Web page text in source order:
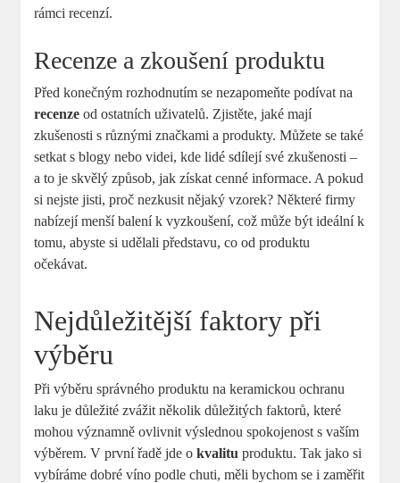
rámci recenzí.
Recenze a zkoušení produktu
Před konečným rozhodnutím se nezapomeňte podívat na
recenze od ostatních uživatelů. Zjistěte, jaké mají
zkušenosti s různými značkami a produkty. Můžete se také
setkat s blogy nebo videi, kde lidé sdílejí své zkušenosti –
a to je skvělý způsob, jak získat cenné informace. A pokud
si nejste jisti, proč nezkusit nějaký vzorek? Některé firmy
nabízejí menší balení k vyzkoušení, což může být ideální k
tomu, abyste si udělali představu, co od produktu
očekávat.
Nejdůležitější faktory při
výběru
Při výběru správného produktu na keramickou ochranu
laku je důležité zvážit několik důležitých faktorů, které
mohou významně ovlivnit výslednou spokojenost s vaším
výběrem. V první řadě jde okvalitu produktu. Tak jako si
vybíráme dobré víno podle chuti, měli bychom se i zaměřit